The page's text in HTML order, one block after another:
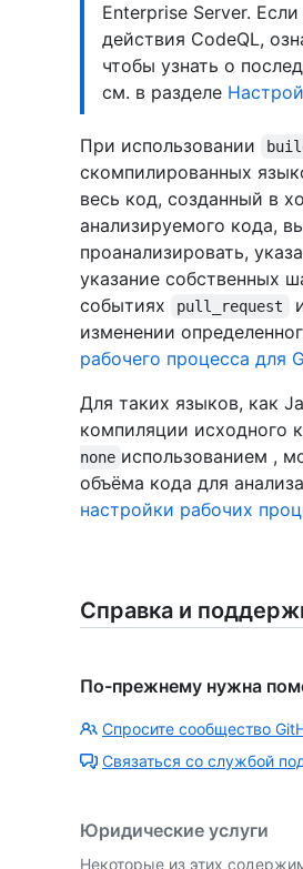
Enterprise Server.
действия CodeQL,
чтобы узнать о
см. в разделе
При использовании
скомпилированных
весь код, созданный в
анализируемого кода,
проанализировать,
указание собственных
событиях
pull_request
изменении
рабочего процесса для
Для таких языков, как
компиляции исходного
none использованием ,
объёма кода для
настройки рабочих
Справка и
По-прежнему нужна
Спросите сообщество
Связаться со службой
Юридические услуги
Некоторые из этих